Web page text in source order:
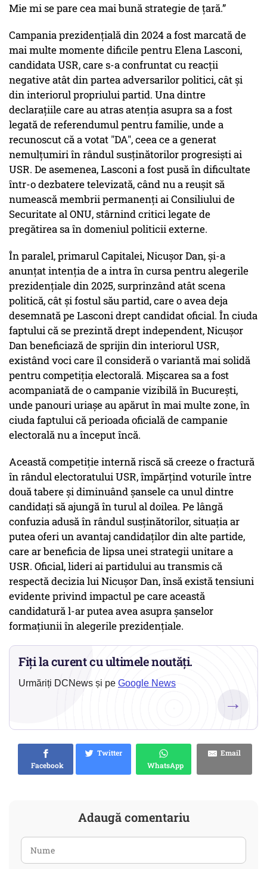
Mie mi se pare cea mai bună strategie de țară.”
Campania prezidențială din 2024 a fost marcată de
mai multe momente dificile pentru Elena Lasconi,
candidata USR, care s-a confruntat cu reacții
negative atât din partea adversarilor politici, cât și
din interiorul propriului partid. Una dintre
declarațiile care au atras atenția asupra sa a fost
legată de referendumul pentru familie, unde a
recunoscut că a votat "DA", ceea ce a generat
nemulțumiri în rândul susținătorilor progresiști ai
USR. De asemenea, Lasconi a fost pusă în dificultate
într-o dezbatere televizată, când nu a reușit să
numească membrii permanenți ai Consiliului de
Securitate al ONU, stârnind critici legate de
pregătirea sa în domeniul politicii externe.
În paralel, primarul Capitalei, Nicușor Dan, și-a
anunțat intenția de a intra în cursa pentru alegerile
prezidențiale din 2025, surprinzând atât scena
politică, cât și fostul său partid, care o avea deja
desemnată pe Lasconi drept candidat oficial. În ciuda
faptului că se prezintă drept independent, Nicușor
Dan beneficiază de sprijin din interiorul USR,
existând voci care îl consideră o variantă mai solidă
pentru competiția electorală. Mișcarea sa a fost
acompaniată de o campanie vizibilă în București,
unde panouri uriașe au apărut în mai multe zone, în
ciuda faptului că perioada oficială de campanie
electorală nu a început încă.
Această competiție internă riscă să creeze o fractură
în rândul electoratului USR, împărțind voturile între
două tabere și diminuând șansele ca unul dintre
candidați să ajungă în turul al doilea. Pe lângă
confuzia adusă în rândul susținătorilor, situația ar
putea oferi un avantaj candidaților din alte partide,
care ar beneficia de lipsa unei strategii unitare a
USR. Oficial, lideri ai partidului au transmis că
respectă decizia lui Nicușor Dan, însă există tensiuni
evidente privind impactul pe care această
candidatură l-ar putea avea asupra șanselor
formațiunii în alegerile prezidențiale.
Fiți la curent cu ultimele noutăți.
Urmăriți DCNews și pe Google News
→
Facebook
Twitter
WhatsApp
Email
Adaugă comentariu